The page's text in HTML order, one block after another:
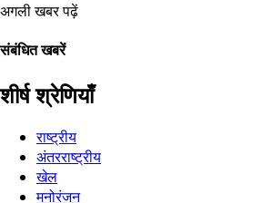
अगली खबर पढ़ें
संबंधित खबरें
शीर्ष श्रेणियाँ
राष्ट्रीय
अंतरराष्ट्रीय
खेल
मनोरंजन